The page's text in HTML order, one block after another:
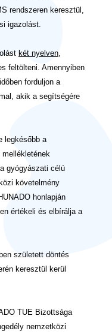
rendszeren keresztül,
igazolást.
két nyelven
feltölteni. Amennyiben
forduljon a
akik a segítségére
legkésőbb a
gyógyászati célú
követelmény
honlapján
értékeli és elbírálja a
született döntés
keresztül kerül
TUE Bizottsága
nemzetközi